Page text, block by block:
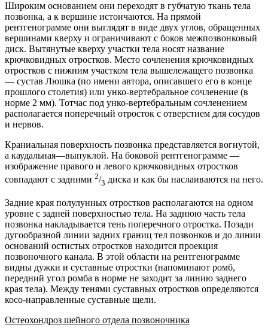
Широким основанием они переходят в губчатую ткань тела
позвонка, а к вершине истончаются. На прямой
рентгенограмме они выглядят в виде двух углов, обращенных
вершинами кверху и ограничивают с боков межпозвонковый
диск. Вытянутые кверху участки тела носят название
крючковидных отростков. Место сочленения крючковидных
отростков с нижним участком тела вышележащего позвонка
— сустав Люшка (по имени автора, описавшего его в конце
прошлого столетия) или унко-вертебральное сочленение (в
норме 2 мм). Тотчас под унко-вертебральным сочленением
располагается поперечный отросток с отверстием для сосудов
и нервов.
Краниальная поверхность позвонка представляется вогнутой,
а каудальная—выпуклой. На боковой рентгенограмме —
изображение правого и левого крючковидных отростков
совпадают с задними 2/3 диска и как бы наслаиваются на него.
Задние края полулунных отростков располагаются на одном
уровне с задней поверхностью тела. На заднюю часть тела
позвонка накладывается тень поперечного отростка. Позади
дугообразной линии задних границ тел позвонков и до линии
оснований остистых отростков находится проекция
позвоночного канала. В этой области на рентгенограмме
видны дужки и суставные отростки (напоминают ромб,
передний угол ромба в норме не заходит за линию заднего
края тела). Между тенями суставных отростков определяются
косо-направленные суставные щели.
Остеохондроз шейного отдела позвоночника